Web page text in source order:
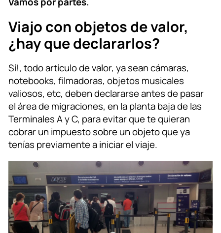
Viajo con objetos de valor,
¿hay que declararlos?
Sí!, todo artículo de valor, ya sean cámaras,
notebooks, filmadoras, objetos musicales
valiosos, etc, deben declararse antes de pasar
el área de migraciones, en la planta baja de las
Terminales A y C, para evitar que te quieran
cobrar un impuesto sobre un objeto que ya
tenías previamente a iniciar el viaje.